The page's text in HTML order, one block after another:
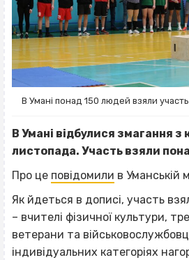
В Умані понад 150 людей взяли
В Умані відбулися змагання з
листопада. Участь взяли
Про це повідомили в Уманській
Як йдеться в дописі, участь
– вчителі фізичної культури,
ветерани та
індивідуальних категоріях